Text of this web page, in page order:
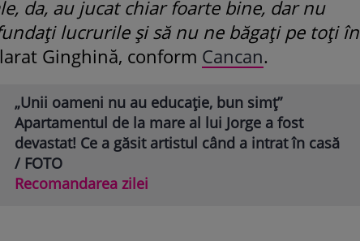
da, au jucat chiar foarte bine, dar nu
lucrurile și să nu ne băgați pe toți în
Ginghină, conform Cancan.
„Unii oameni nu au educație, bun simț”
Apartamentul de la mare al lui Jorge a fost
devastat! Ce a găsit artistul când a intrat în casă
/ FOTO
Recomandarea zilei